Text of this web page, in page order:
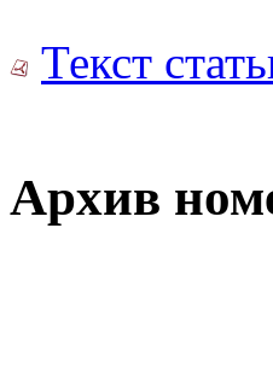
Текст
Архив